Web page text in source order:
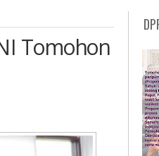
Tomohon